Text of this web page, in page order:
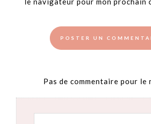
Pas de commentaire pour le